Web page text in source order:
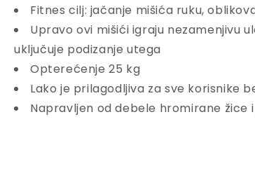
Fitnes cilj: jačanje mišića ruku,
Upravo ovi mišići igraju nezamenjivu
uključuje podizanje utega
Opterećenje 25 kg
Lako je prilagodljiva za sve korisnike
Napravljen od debele hromirane žice